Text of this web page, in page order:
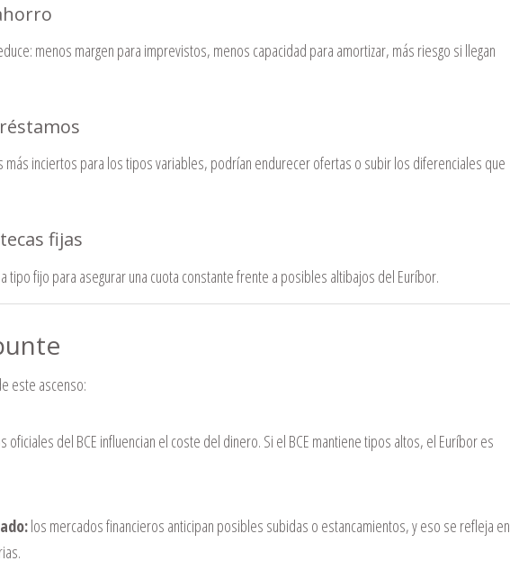
menos margen para imprevistos, menos capacidad para amortizar, más riesgo si llegan
más inciertos para los tipos variables, podrían endurecer ofertas o subir los diferenciales que
fijas
tipo fijo para asegurar una cuota constante frente a posibles altibajos del Euríbor.
este ascenso:
oficiales del BCE influencian el coste del dinero. Si el BCE mantiene tipos altos, el Euríbor es
los mercados financieros anticipan posibles subidas o estancamientos, y eso se refleja en